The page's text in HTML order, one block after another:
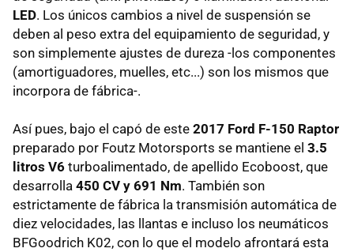
LED. Los únicos cambios a nivel de suspensión se
deben al peso extra del equipamiento de seguridad, y
son simplemente ajustes de dureza -los componentes
(amortiguadores, muelles, etc...) son los mismos que
incorpora de fábrica-.
Así pues, bajo el capó de este 2017 Ford F-150 Raptor
preparado por Foutz Motorsports se mantiene el 3.5
litros V6 turboalimentado, de apellido Ecoboost, que
desarrolla 450 CV y 691 Nm. También son
estrictamente de fábrica la transmisión automática de
diez velocidades, las llantas e incluso los neumáticos
BFGoodrich K02, con lo que el modelo afrontará esta